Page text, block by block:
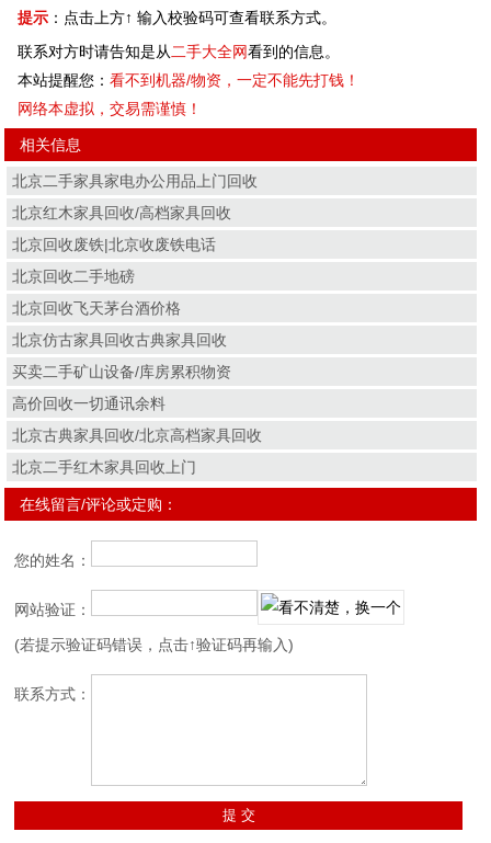
提示 ：点击上方↑ 输入校验码可查看联系方式。
联系对方时请告知是从 二手大全网看到的信息。
本站提醒您：看不到机器/物资，一定不能先打钱！
网络本虚拟，交易需谨慎！
相关信息
北京二手家具家电办公用品上门回收
北京红木家具回收/高档家具回收
北京回收废铁|北京收废铁电话
北京回收二手地磅
北京回收飞天茅台酒价格
北京仿古家具回收古典家具回收
买卖二手矿山设备/库房累积物资
高价回收一切通讯余料
北京古典家具回收/北京高档家具回收
北京二手红木家具回收上门
在线留言/评论或定购：
您的姓名：
网站验证：
(若提示验证码错误，点击↑验证码再输入)
联系方式：